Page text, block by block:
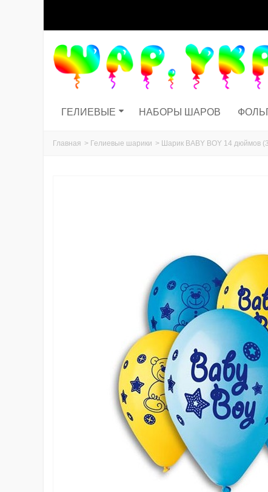
ГЕЛИЕВЫЕ НАБОРЫ ШАРОВ
Главная > Гелиевые шарики > Шарик BABY BOY 14 дюймов